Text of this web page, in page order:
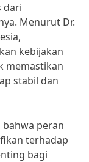
dari
Menurut Dr.
kebijakan
memastikan
stabil dan
peran
terhadap
bagi